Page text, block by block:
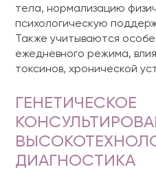
тела, нормализацию
психологическую
Также учитываются
ежедневного режима,
токсинов, хронической
ГЕНЕТИЧЕСКОЕ
ДИАГНОСТИКА